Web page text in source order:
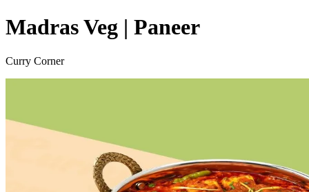
Madras Veg | Paneer
Curry Corner